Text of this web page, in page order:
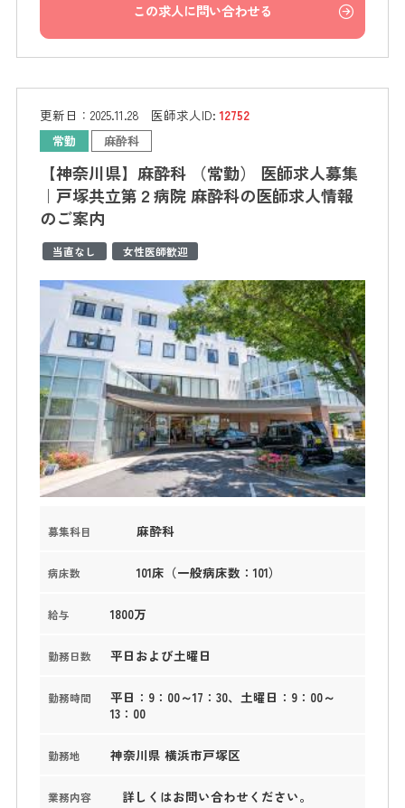
この求人に問い合わせる
更新日： 2025.11.28 医師求人ID:12752
常勤 麻酔科
【神奈川県】麻酔科 （常勤） 医師求人募集
｜戸塚共立第２病院 麻酔科の医師求人情報
のご案内
当直なし 女性医師歓迎
募集科目 麻酔科
病床数 101床（一般病床数：101）
給与 1800万
勤務日数 平日および土曜日
勤務時間
平日：9：00～17：30、土曜日：9：00～
13：00
勤務地 神奈川県 横浜市戸塚区
業務内容 詳しくはお問い合わせください。